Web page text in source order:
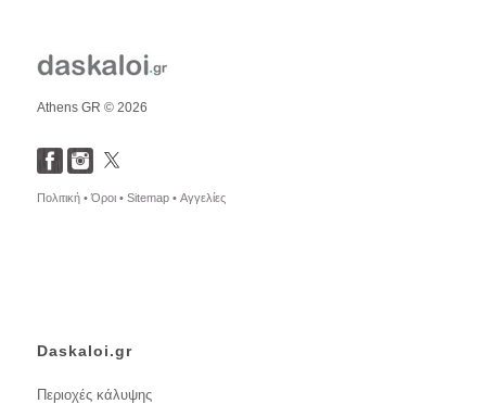
Athens GR © 2026
Πολιτική •Όροι • Sitemap • Αγγελίες
Daskaloi.gr
Περιοχές κάλυψης